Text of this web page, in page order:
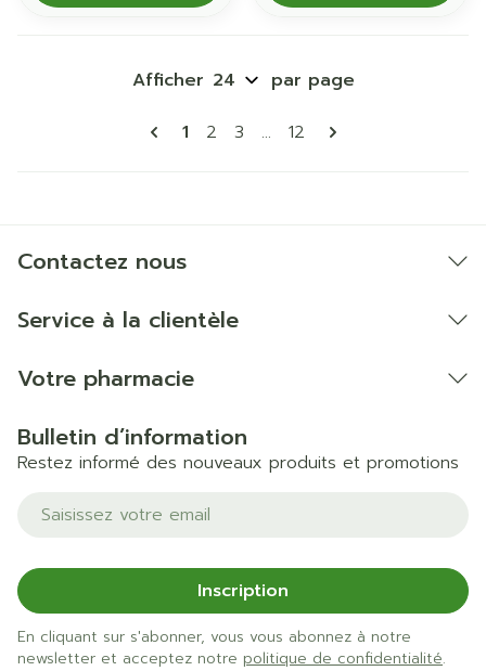
Pages
Vous lisez actuellement la page
1 Page
2 Page
3 ... Page
12
Afficher par page
Contactez nous
Service à la clientèle
Votre pharmacie
Bulletin d’information
Restez informé des nouveaux produits et promotions
Adresse mail
Inscription
En cliquant sur s'abonner, vous vous abonnez à notre
newsletter et acceptez notre politique de confidentialité.